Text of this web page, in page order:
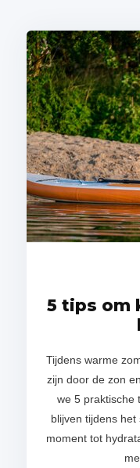
5 tips om
Tijdens warme
zijn door de zon
we 5 praktische
blijven tijdens
moment tot